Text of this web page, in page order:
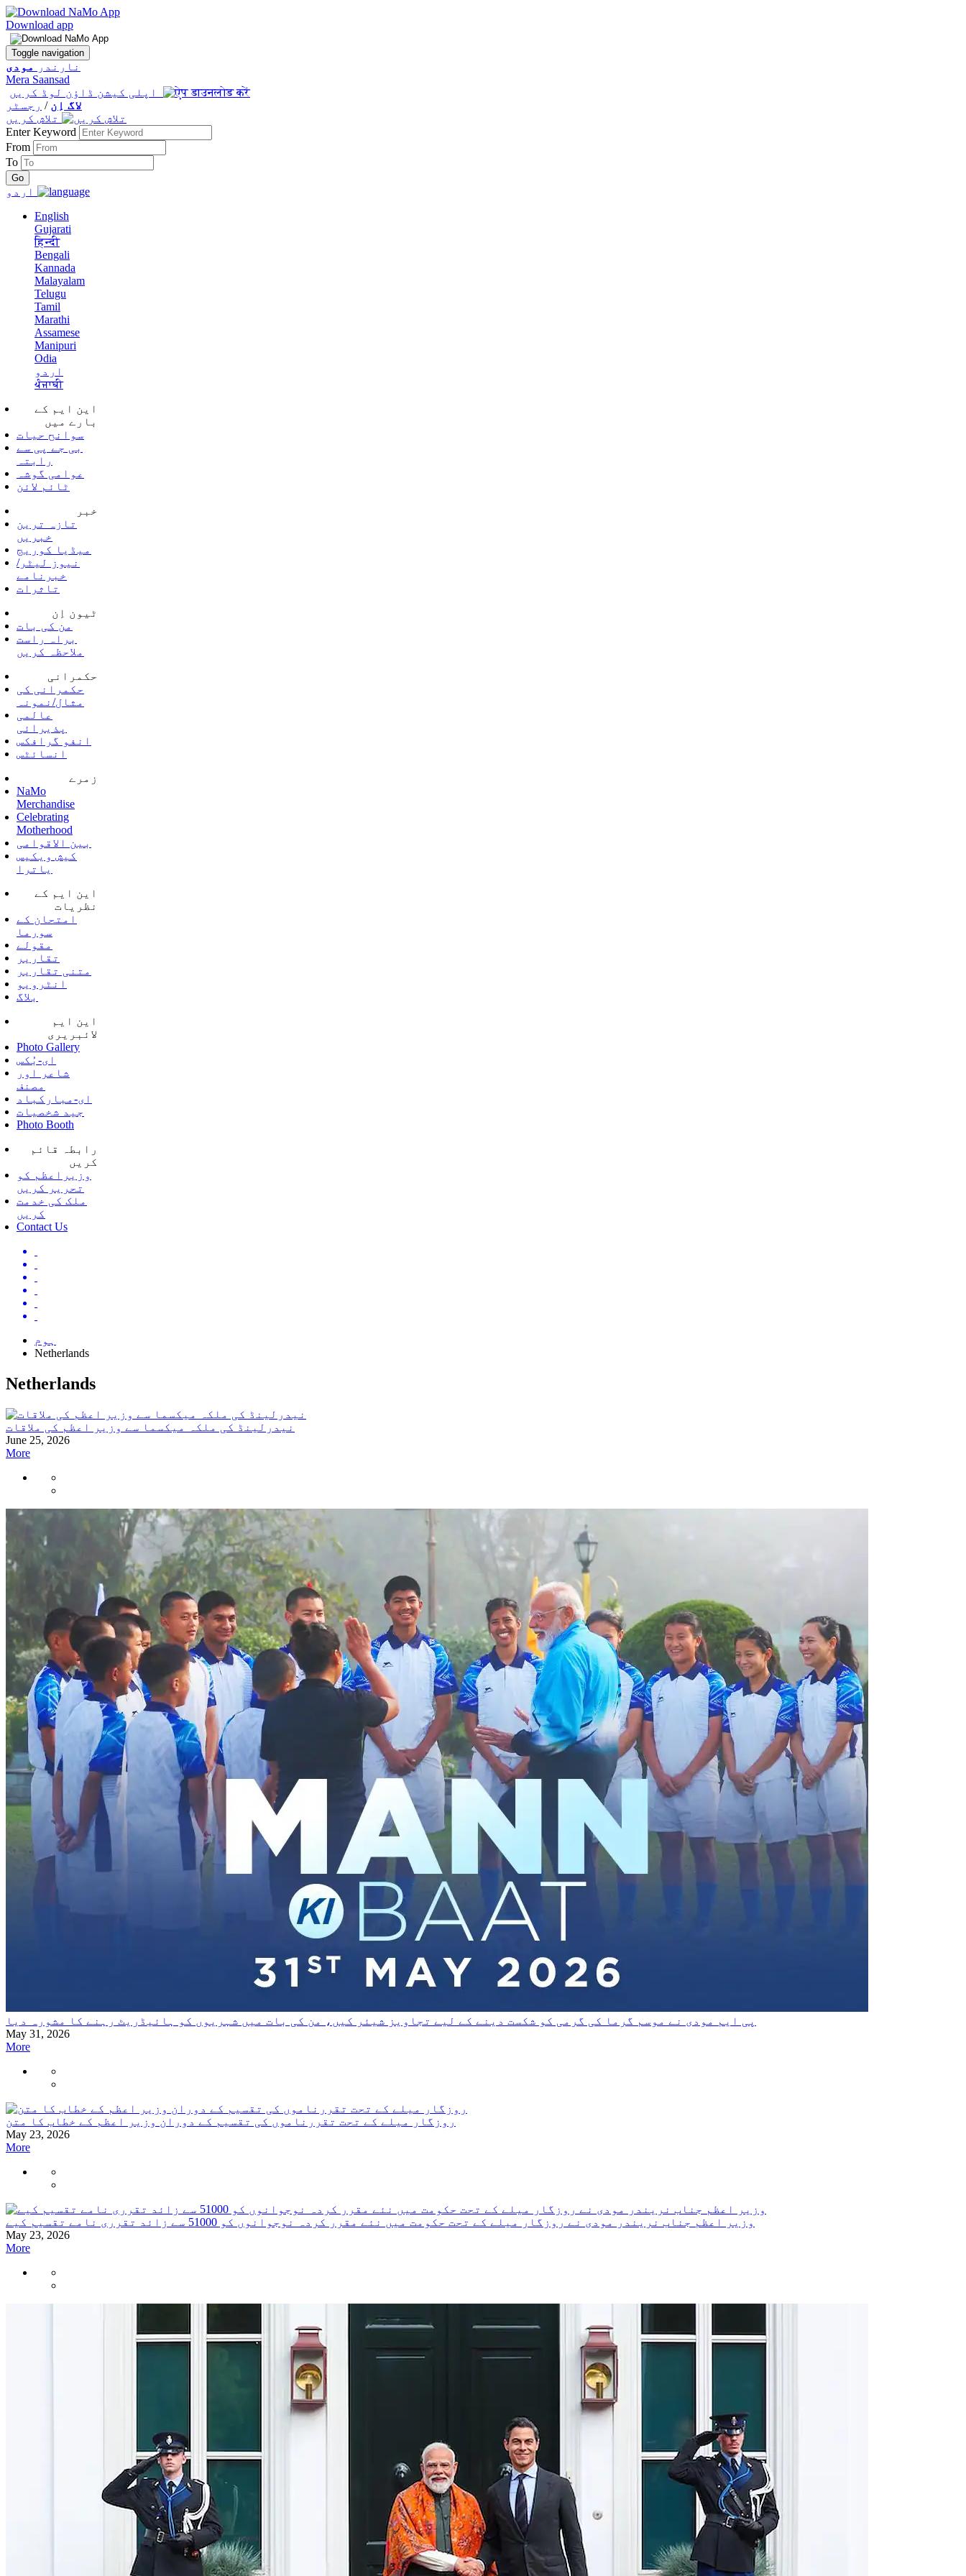
Download app
Toggle navigation
نارندر
مودی
Mera Saansad
اپلی کیشن ڈاؤن لوڈ کریں
لاگ اِن / رجسٹر
Enter Keyword
From
To
English
Gujarati
हिन्दी
Bengali
Kannada
Malayalam
Telugu
Tamil
Marathi
Assamese
Manipuri
Odia
اردو
ਪੰਜਾਬੀ
این ایم کے
بارے میں
سوانح حیات
بی جے پی سے
رابتہ
عوامی گوشہ
ٹائم لائن
خبر
تازہ ترین
خبریں
میڈیا کوریج
نیوز لیٹر/
خبرنامے
تاثرات
ٹیون اِن
من کی بات
براہ راست
ملاحظہ کریں
حکمرانی
حکمرانی کی
مثال/نمونہ
عالمی
پذیرائی
انفو گرافکس
انسائٹس
زمرے
NaMo
Merchandise
Celebrating
Motherhood
بین الاقوامی
کیش ویکیس
یاترا
این ایم کے
نظریات
امتحان کے
سورما
مقولے
تقاریر
متنی تقاریر
انٹرویو
بلاگ
این ایم
لائبریری
Photo Gallery
ای-بُکس
شاعر اور
مصنف
ای-مبارکباد
جید شخصیات
Photo Booth
رابطہ قائم
کریں
وزیراعظم کو
تحریر کریں
ملک کی خدمت
کریں
Contact Us
ہوم
Netherlands
Netherlands
نیدرلینڈ کی ملکہ میکسما سے وزیر اعظم کی ملاقات
June 25, 2026
More
پی ایم مودی نے موسم گرما کی گرمی کو شکست دینے کے لیے تجاویز شیئر کیں، من کی بات میں شہریوں کو ہائیڈریٹ رہنے کا مشورہ دیا
May 31, 2026
More
روزگار میلے کے تحت تقررناموں کی تقسیم کے دوران وزیر اعظم کے خطاب کا متن
May 23, 2026
More
وزیر اعظم جناب نریندر مودی نے روزگار میلے کے تحت حکومت میں نئے مقرر کردہ نوجوانوں کو 51000 سے زائد تقرری نامے تقسیم کیے
May 23, 2026
More